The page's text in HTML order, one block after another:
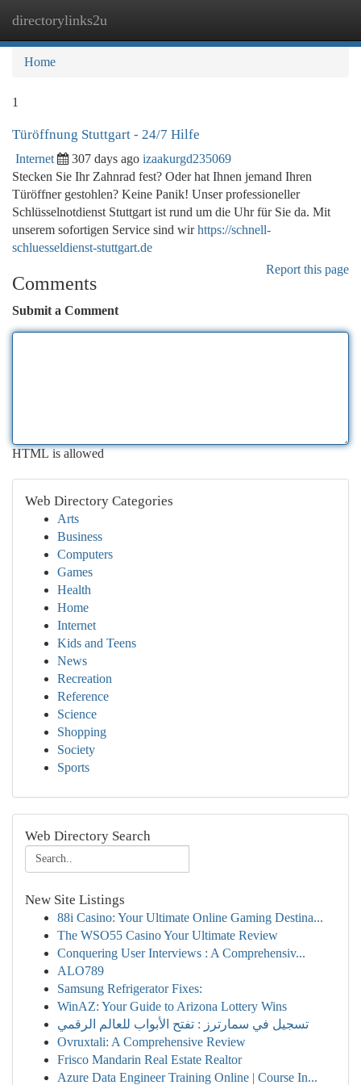
directorylinks2u
Home
1
Türöffnung Stuttgart - 24/7 Hilfe
Internet 307 days ago izaakurgd235069
Stecken Sie Ihr Zahnrad fest? Oder hat Ihnen jemand Ihren
Türöffner gestohlen? Keine Panik! Unser professioneller
Schlüsselnotdienst Stuttgart ist rund um die Uhr für Sie da. Mit
unserem sofortigen Service sind wirhttps://schnell-
schluesseldienst-stuttgart.de
Report this page
Comments
Submit a Comment
HTML is allowed
Web Directory Categories
Arts
Business
Computers
Games
Health
Home
Internet
Kids and Teens
News
Recreation
Reference
Science
Shopping
Society
Sports
Web Directory Search
New Site Listings
88i Casino: Your Ultimate Online Gaming Destina...
The WSO55 Casino Your Ultimate Review
Conquering User Interviews : A Comprehensiv...
ALO789
Samsung Refrigerator Fixes:
WinAZ: Your Guide to Arizona Lottery Wins
تسجيل في سمارترز : تفتح الأبواب للعالم الرقمي
Ovruxtali: A Comprehensive Review
Frisco Mandarin Real Estate Realtor
Azure Data Engineer Training Online | Course In...